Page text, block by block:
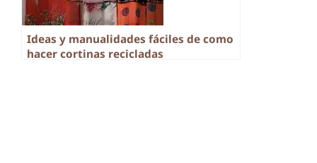
Ideas y manualidades fáciles de como
hacer cortinas recicladas